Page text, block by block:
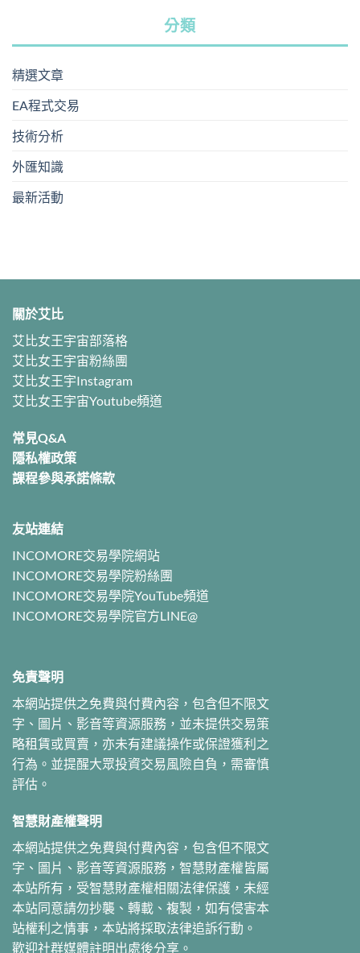
分類
精選文章
EA程式交易
技術分析
外匯知識
最新活動
關於艾比
艾比女王宇宙部落格
艾比女王宇宙粉絲團
艾比女王宇Instagram
艾比女王宇宙Youtube頻道
常見Q&A
隱私權政策
課程參與承諾條款
友站連結
INCOMORE交易學院網站
INCOMORE交易學院粉絲團
INCOMORE交易學院YouTube頻道
INCOMORE交易學院官方LINE@
免責聲明
本網站提供之免費與付費內容，包含但不限文
字、圖片、影音等資源服務，並未提供交易策
略租賃或買賣，亦未有建議操作或保證獲利之
行為。並提醒大眾投資交易風險自負，需審慎
評估。
智慧財產權聲明
本網站提供之免費與付費內容，包含但不限文
字、圖片、影音等資源服務，智慧財產權皆屬
本站所有，受智慧財產權相關法律保護，未經
本站同意請勿抄襲、轉載、複製，如有侵害本
站權利之情事，本站將採取法律追訴行動。
歡迎社群媒體註明出處後分享。